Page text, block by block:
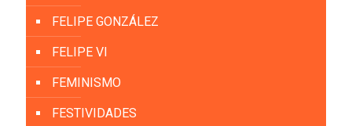
FELIPE GONZÁLEZ
FELIPE VI
FEMINISMO
FESTIVIDADES